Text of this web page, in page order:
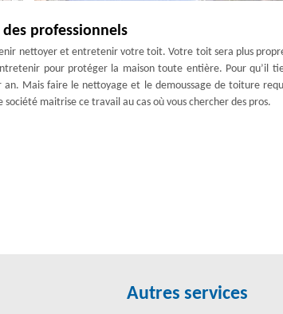
professionnels
nettoyer et entretenir votre toit. Votre toit sera plus propre
pour protéger la maison toute entière. Pour qu’il
Mais faire le nettoyage et le demoussage de toiture
maitrise ce travail au cas où vous chercher des pros.
Autres services